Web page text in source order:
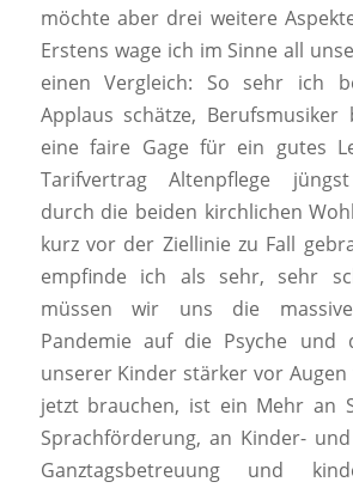
möchte aber drei weitere
Erstens wage ich im Sinne all
einen Vergleich: So sehr ich
Applaus schätze, Berufsmusiker
eine faire Gage für ein gutes
Tarifvertrag Altenpflege
durch die beiden kirchlichen
kurz vor der Ziellinie zu Fall
empfinde ich als sehr, sehr
müssen wir uns die
Pandemie auf die Psyche und
unserer Kinder stärker vor
jetzt brauchen, ist ein Mehr an
Sprachförderung, an Kinder-
Ganztagsbetreuung und